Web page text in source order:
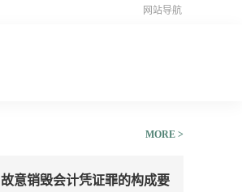
网站导航
MORE >
故意销毁会计凭证罪的构成要